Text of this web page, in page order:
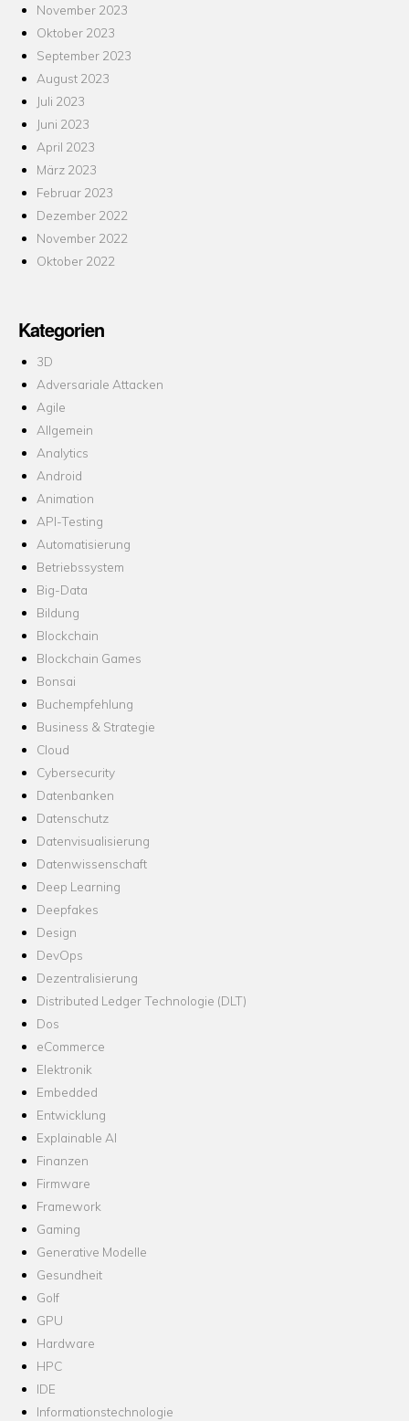
November 2023
Oktober 2023
September 2023
August 2023
Juli 2023
Juni 2023
April 2023
März 2023
Februar 2023
Dezember 2022
November 2022
Oktober 2022
Kategorien
3D
Adversariale Attacken
Agile
Allgemein
Analytics
Android
Animation
API-Testing
Automatisierung
Betriebssystem
Big-Data
Bildung
Blockchain
Blockchain Games
Bonsai
Buchempfehlung
Business & Strategie
Cloud
Cybersecurity
Datenbanken
Datenschutz
Datenvisualisierung
Datenwissenschaft
Deep Learning
Deepfakes
Design
DevOps
Dezentralisierung
Distributed Ledger Technologie (DLT)
Dos
eCommerce
Elektronik
Embedded
Entwicklung
Explainable AI
Finanzen
Firmware
Framework
Gaming
Generative Modelle
Gesundheit
Golf
GPU
Hardware
HPC
IDE
Informationstechnologie